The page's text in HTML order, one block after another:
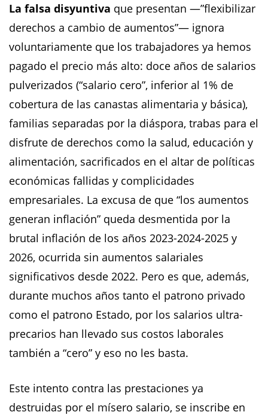
La falsa disyuntiva que presentan —”flexibilizar
derechos a cambio de aumentos”— ignora
voluntariamente que los trabajadores ya hemos
pagado el precio más alto: doce años de salarios
pulverizados (“salario cero”, inferior al 1% de
cobertura de las canastas alimentaria y básica),
familias separadas por la diáspora, trabas para el
disfrute de derechos como la salud, educación y
alimentación, sacrificados en el altar de políticas
económicas fallidas y complicidades
empresariales. La excusa de que “los aumentos
generan inflación” queda desmentida por la
brutal inflación de los años 2023-2024-2025 y
2026, ocurrida sin aumentos salariales
significativos desde 2022. Pero es que, además,
durante muchos años tanto el patrono privado
como el patrono Estado, por los salarios ultra-
precarios han llevado sus costos laborales
también a “cero” y eso no les basta.
Este intento contra las prestaciones ya
destruidas por el mísero salario, se inscribe en